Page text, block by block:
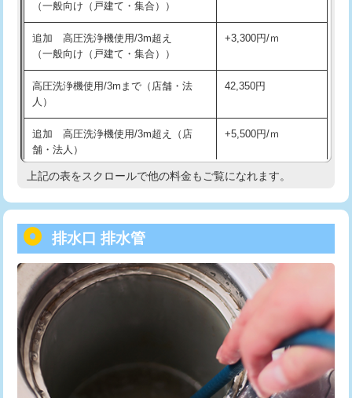
廃棄・処分
※給水管工事は20mmまでの価格です。
給水管工事※（バンド止め)
給水管工事※（支持金具設置) 5,500円
給水管工事※（保温材使用（バンド止
め込み）)
5,500円
給水管工事※（土の掘削・埋め戻し作
業)
11,000円
給水管工事※（塩ビ管（VP・HI）使
用/3ｍまで)
用（追加）/3ｍ超え)
給水管工事※（ライニング鋼管・銅
管・ポリ管・HT管使用/3ｍまで)
44,000円
給水管工事※（ライニング鋼管・銅
管・ポリ管・HT管使用/3ｍ超え)
+8,800円
排水管工事（土の掘削・埋め戻し作
業）
11,000円~
（一般向け（戸建て・集合））
追加 高圧洗浄機使用/3m超え
（一般向け（戸建て・集合））
+3,300円/ｍ
高圧洗浄機使用/3mまで（店舗・法
人）
42,350円
追加 高圧洗浄機使用/3m超え（店
舗・法人）
+5,500円/ｍ
高度高圧洗浄換 現地調査
トーラー機使用/3mまで
追加トーラー機使用/3m超え +3,300円
カメラ調査 33,000円
桝清掃 8,800円
止水・漏水調査・防水処理・清掃・修
理・調整・分解・加工など（軽作業）
11,000円
上記の表をスクロールで他の料金もご覧になれます。
排水口 排水管